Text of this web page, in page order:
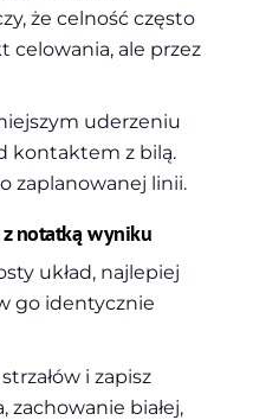
że celność często
celowania, ale przez
uderzeniu
kontaktem z bilą.
zaplanowanej linii.
notatką wyniku
układ, najlepiej
go identycznie
i zapisz
zachowanie białej,